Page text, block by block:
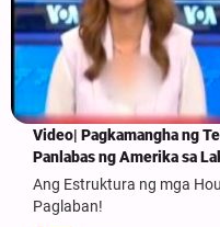
Video| Pagkamangha ng
Panlabas ng Amerika sa
Ang Estruktura ng mga
Paglaban!